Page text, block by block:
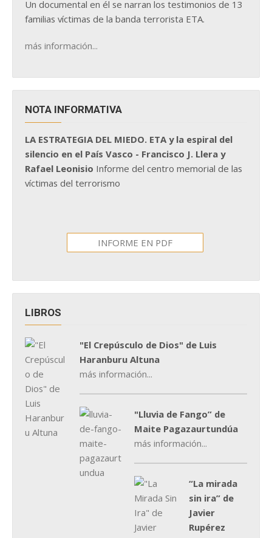
Un documental en él se narran los testimonios de 13
familias víctimas de la banda terrorista ETA.
más información...
NOTA INFORMATIVA
LA ESTRATEGIA DEL MIEDO. ETA y la espiral del
silencio en el País Vasco - Francisco J. Llera y
Rafael Leonisio Informe del centro memorial de las
víctimas del terrorismo
INFORME EN PDF
LIBROS
"El Crepúsculo de Dios" de Luis
Haranburu Altuna
más información...
"Lluvia de Fango” de
Maite Pagazaurtundúa
más información...
“La mirada
sin ira” de
Javier
Rupérez